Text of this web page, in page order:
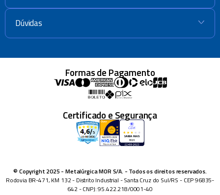
Dúvidas +
Formas de Pagamento
Certificado e Segurança
© Copyright 2025 - Metalúrgica MOR S/A. - Todos os direitos reservados.
Rodovia BR-471, KM 132 - Distrito Industrial - Santa Cruz do Sul/RS - CEP 96835-
642 - CNPJ: 95.422.218/0001-40